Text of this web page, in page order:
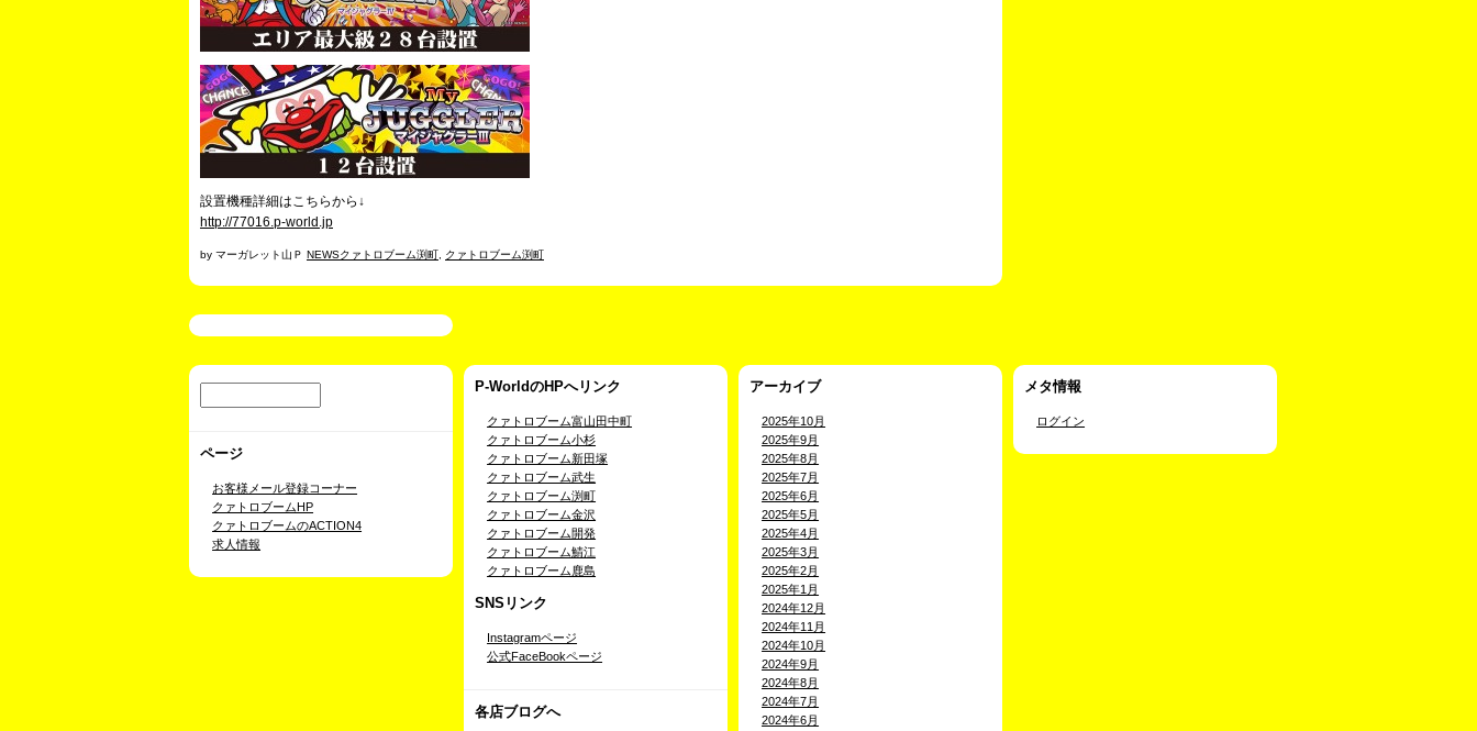
設置機種詳細はこちらから↓
http://77016.p-world.jp
by マーガレット山Ｐ NEWSクァトロブーム渕町 クァトロブーム渕町
ページ
お客様メール登録コーナー
クァトロブームHP
クァトロブームのACTION4
求人情報
P-WorldのHPへリンク
クァトロブーム富山田中町
クァトロブーム小杉
クァトロブーム新田塚
クァトロブーム武生
クァトロブーム渕町
クァトロブーム金沢
クァトロブーム開発
クァトロブーム鯖江
クァトロブーム鹿島
SNSリンク
Instagramページ
公式FaceBookページ
各店ブログへ
アーカイブ
2025年10月
2025年9月
2025年8月
2025年7月
2025年6月
2025年5月
2025年4月
2025年3月
2025年2月
2025年1月
2024年12月
2024年11月
2024年10月
2024年9月
2024年8月
2024年7月
2024年6月
メタ情報
ログイン